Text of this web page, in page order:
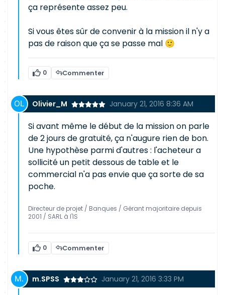
ça représente assez peu.
Si vous êtes sûr de convenir à la mission il n'y a
pas de raison que ça se passe mal 🙂
0 Commenter
Olivier_M January 21, 2016 8:36 AM
Si avant même le début de la mission on parle
de 2 jours de gratuité, ça n'augure rien de bon.
Une hypothèse parmi d'autres : l'acheteur a
sollicité un petit dessous de table et le
commercial n'a pas envie que ça sorte de sa
poche.
Directeur de projet / Banques / Gérant majoritaire depuis
2001 / SARL à l'IS
0 Commenter
m.SPSS January 21, 2016 3:33 PM